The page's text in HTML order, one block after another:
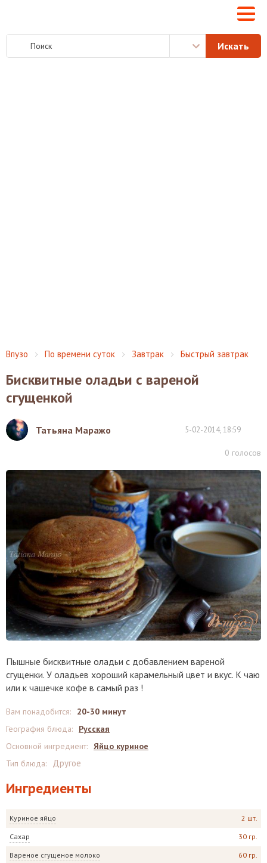
Впузо По времени суток Завтрак Быстрый завтрак
Бисквитные оладьи с вареной
сгущенкой
Татьяна Маражо 5-02-2014, 18:59
0 голосов
Пышные бисквитные оладьи с добавлением вареной
сгущенки. У оладьев хороший карамельный цвет и вкус. К чаю
или к чашечке кофе в самый раз !
Ингредиенты
Куриное яйцо 2 шт.
Сахар 30 гр.
Вареное сгущеное молоко 60 гр.
Вам понадобится:
20-30 минут
География блюда:
Русская
Основной ингредиент:
Яйцо куриное
Тип блюда: Другое